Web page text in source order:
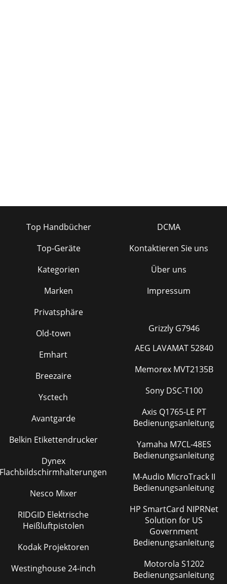
Top Handbücher
Top-Geräte
Kategorien
Marken
Privatsphäre
DCMA
Kontaktieren Sie uns
Über uns
Impressum
Old-town
Emhart
Breezaire
Ysctech
Avantgarde
Belkin Etikettendrucker
Dynex
Flachbildschirmhalterungen
Nesco Mixer
RIDGID Elektrische
Heißluftpistolen
Kodak Projektoren
Westinghouse 24-inch
Grizzly G7946
AEG LAVAMAT 52840
Memorex MVT2135B
Sony DSC-T100
Axis Q1765-LE PT
Bedienungsanleitung
Yamaha M7CL-48ES
Bedienungsanleitung
M-Audio MicroTrack II
Bedienungsanleitung
HP SmartCard NIPRNet
Solution for US
Government
Bedienungsanleitung
Motorola S1202
Bedienungsanleitung